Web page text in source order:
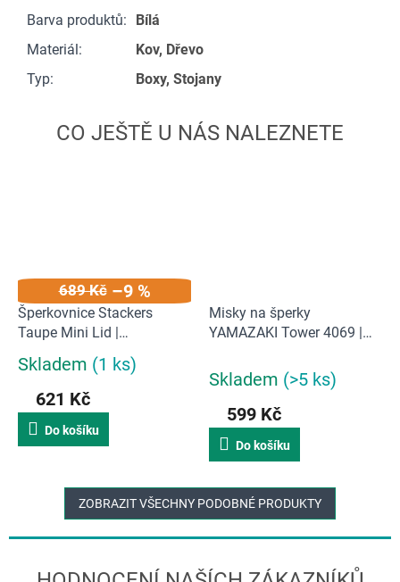
Barva produktů:
Bílá
Materiál:
Kov, Dřevo
Typ: Boxy, Stojany
689 Kč –9 %
Šperkovnice Stackers
Taupe Mini Lid |
Průměrné
produktu
je
5,0
z
hvězdiček.
Skladem (1 ks)
621 Kč
Do košíku
Misky na šperky
YAMAZAKI Tower 4069 |
Skladem (>5 ks)
599 Kč
Do košíku
ZOBRAZIT VŠECHNY PODOBNÉ PRODUKTY